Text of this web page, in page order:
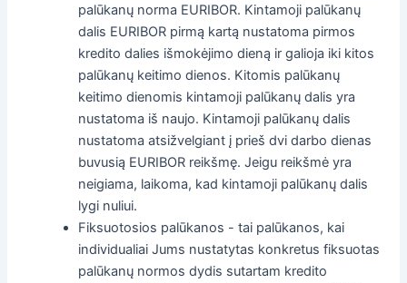
palūkanų norma EURIBOR. Kintamoji palūkanų
dalis EURIBOR pirmą kartą nustatoma pirmos
kredito dalies išmokėjimo dieną ir galioja iki kitos
palūkanų keitimo dienos. Kitomis palūkanų
keitimo dienomis kintamoji palūkanų dalis yra
nustatoma iš naujo. Kintamoji palūkanų dalis
nustatoma atsižvelgiant į prieš dvi darbo dienas
buvusią EURIBOR reikšmę. Jeigu reikšmė yra
neigiama, laikoma, kad kintamoji palūkanų dalis
lygi nuliui.
Fiksuotosios palūkanos - tai palūkanos, kai
individualiai Jums nustatytas konkretus fiksuotas
palūkanų normos dydis sutartam kredito